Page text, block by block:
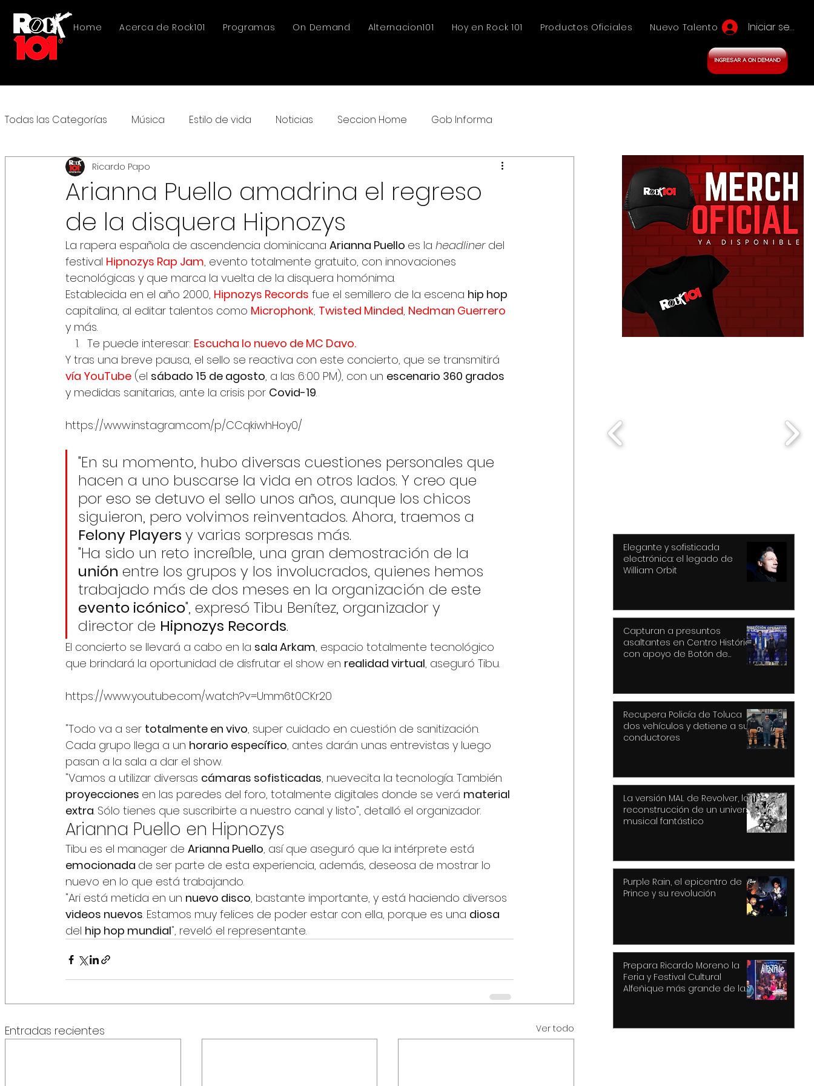
Home Acerca de Rock101 Programas On Demand Alternacion101 Hoy en Rock 101 Productos Oficiales Nuevo Talento Iniciar sesión
Todas las Categorías Música Estilo de vida Noticias Seccion Home Gob Informa
Arianna Puello amadrina el regreso
de la disquera Hipnozys
Ricardo Papo
La rapera española de ascendencia dominicana Arianna Puello es la headliner del
festival Hipnozys Rap Jam, evento totalmente gratuito, con innovaciones
tecnológicas y que marca la vuelta de la disquera homónima.
Establecida en el año 2000, Hipnozys Records fue el semillero de la escena hip hop
capitalina, al editar talentos como Microphonk, Twisted Minded, Nedman Guerrero
y más.
Te puede interesar: Escucha lo nuevo de MC Davo.
Y tras una breve pausa, el sello se reactiva con este concierto, que se transmitirá
vía YouTube (el sábado 15 de agosto, a las 6:00 PM), con un escenario 360 grados
y medidas sanitarias, ante la crisis por Covid-19.
https://www.instagram.com/p/CCqkiwhHoy0/
"En su momento, hubo diversas cuestiones personales que
hacen a uno buscarse la vida en otros lados. Y creo que
por eso se detuvo el sello unos años, aunque los chicos
siguieron, pero volvimos reinventados. Ahora, traemos a
Felony Players y varias sorpresas más.
"Ha sido un reto increíble, una gran demostración de la
unión entre los grupos y los involucrados, quienes hemos
trabajado más de dos meses en la organización de este
evento icónico", expresó Tibu Benítez, organizador y
director de Hipnozys Records.
El concierto se llevará a cabo en la sala Arkam, espacio totalmente tecnológico
que brindará la oportunidad de disfrutar el show en realidad virtual, aseguró Tibu.
https://www.youtube.com/watch?v=Umm6t0CKr20
"Todo va a ser totalmente en vivo, super cuidado en cuestión de sanitización.
Cada grupo llega a un horario específico, antes darán unas entrevistas y luego
pasan a la sala a dar el show.
"Vamos a utilizar diversas cámaras sofisticadas, nuevecita la tecnología. También
proyecciones en las paredes del foro, totalmente digitales donde se verá material
extra. Sólo tienes que suscribirte a nuestro canal y listo", detalló el organizador.
Arianna Puello en Hipnozys
Tibu es el manager de Arianna Puello, así que aseguró que la intérprete está
emocionada de ser parte de esta experiencia, además, deseosa de mostrar lo
nuevo en lo que está trabajando.
"Ari está metida en un nuevo disco, bastante importante, y está haciendo diversos
videos nuevos. Estamos muy felices de poder estar con ella, porque es una diosa
del hip hop mundial", reveló el representante.
Entradas recientes Ver todo
Elegante y sofisticada
electrónica: el legado de
William Orbit
Capturan a presuntos
asaltantes en Centro Histórico
con apoyo de Botón de
Recupera Policía de Toluca
dos vehículos y detiene a sus
conductores
La versión MAL de Revolver, la
reconstrucción de un universo
musical fantástico
Purple Rain, el epicentro de
Prince y su revolución
Prepara Ricardo Moreno la
Feria y Festival Cultural
Alfeñique más grande de la